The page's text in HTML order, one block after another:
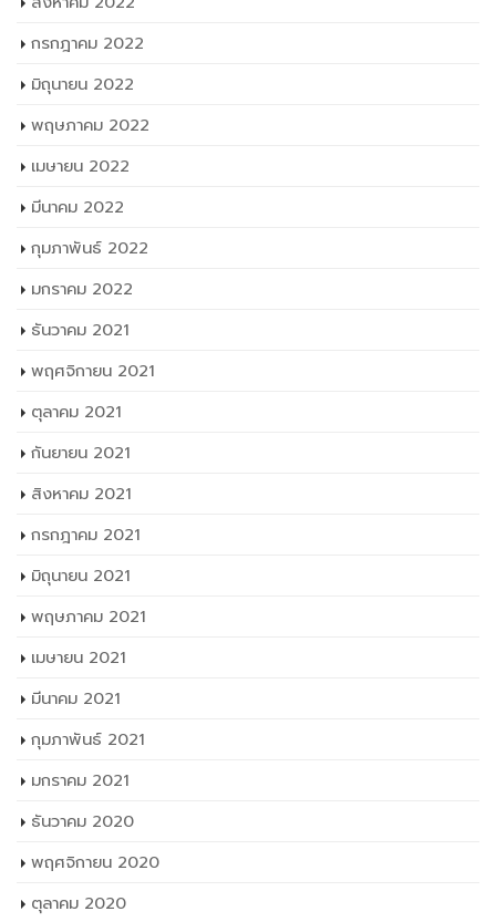
กรกฎาคม 2022
มิถุนายน 2022
พฤษภาคม 2022
เมษายน 2022
มีนาคม 2022
กุมภาพันธ์ 2022
มกราคม 2022
ธันวาคม 2021
พฤศจิกายน 2021
ตุลาคม 2021
กันยายน 2021
สิงหาคม 2021
กรกฎาคม 2021
มิถุนายน 2021
พฤษภาคม 2021
เมษายน 2021
มีนาคม 2021
กุมภาพันธ์ 2021
มกราคม 2021
ธันวาคม 2020
พฤศจิกายน 2020
ตุลาคม 2020